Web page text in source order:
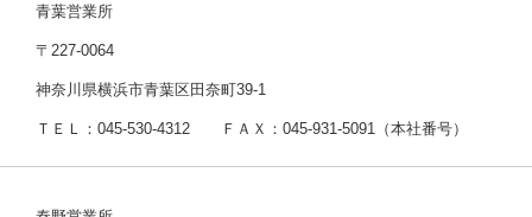
青葉営業所
〒227-0064
神奈川県横浜市青葉区田奈町39-1
ＴＥＬ：045-530-4312 ＦＡＸ：045-931-5091（本社番号）